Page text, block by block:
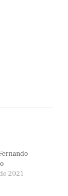
2021